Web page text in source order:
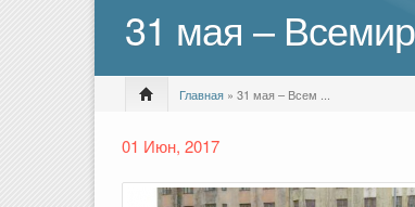
31 мая –
Главная » 31 мая – Всем ...
01 Июн, 2017